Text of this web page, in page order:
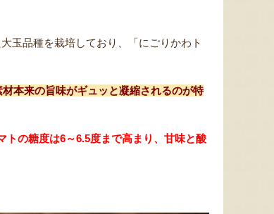
玉品種を栽培しており、「にごりかわト
本来の旨味がギュッと凝縮されるのが特
トの糖度は6～6.5度まで高まり、甘味と酸